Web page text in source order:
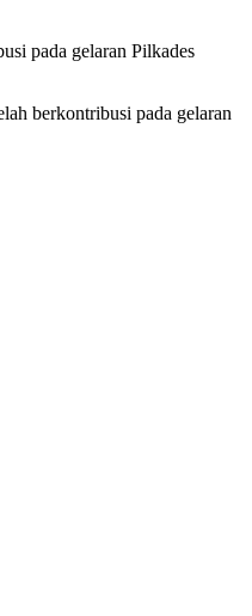
pada gelaran Pilkades
berkontribusi pada gelaran